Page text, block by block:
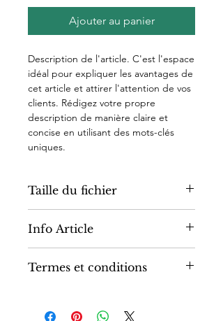
Ajouter au panier
Description de l'article. C'est l'espace
idéal pour expliquer les avantages de
cet article et attirer l'attention de vos
clients. Rédigez votre propre
description de manière claire et
concise en utilisant des mots-clés
uniques.
Taille du fichier
Info Article
Saisissez les caractéristiques de votre
l'épisode. C'est l'endroit idéal pour
Termes et conditions
C'est l'espace idéal pour informer vos